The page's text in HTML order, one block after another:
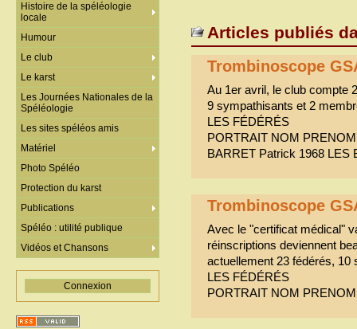
Articles publiés
Trombinoscope
Au 1er avril, le club compte
9 sympathisants et 2
LES FÉDÉRÉS
PORTRAIT NOM
BARRET Patrick 1968
Trombinoscope
Avec le "certificat médical"
réinscriptions deviennent
actuellement 23 fédérés, 10
LES FÉDÉRÉS
PORTRAIT NOM
Histoire de la spéléologie
locale
Humour
Le club
Le karst
Les Journées Nationales de la
Spéléologie
Les sites spéléos amis
Matériel
Photo Spéléo
Protection du karst
Publications
Spéléo : utilité publique
Vidéos et Chansons
Connexion